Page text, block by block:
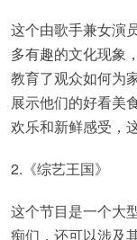
这个由歌手兼女演
多有趣的文化现象
教育了观众如何为
展示他们的好看美
欢乐和新鲜感受，
2.《综艺王国》
这个节目是一个大
痴们，还可以涉及